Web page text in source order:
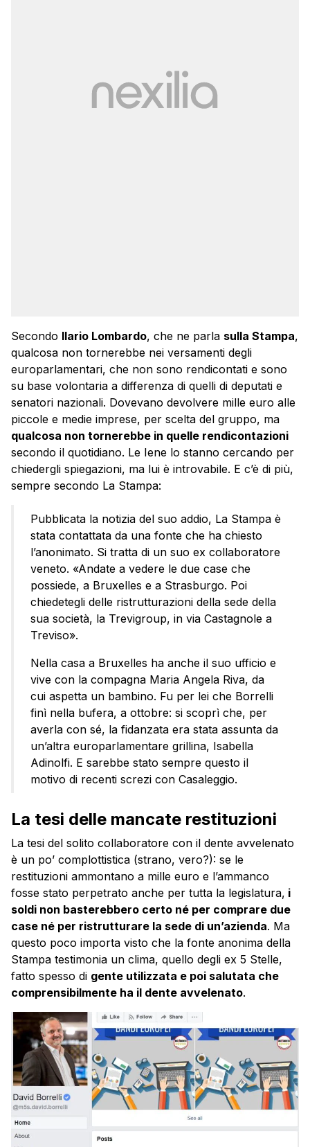
Secondo Ilario Lombardo, che ne parla sulla Stampa,
qualcosa non tornerebbe nei versamenti degli
europarlamentari, che non sono rendicontati e sono
su base volontaria a differenza di quelli di deputati e
senatori nazionali. Dovevano devolvere mille euro alle
piccole e medie imprese, per scelta del gruppo, ma
qualcosa non tornerebbe in quelle rendicontazioni
secondo il quotidiano. Le Iene lo stanno cercando per
chiedergli spiegazioni, ma lui è introvabile. E c’è di più,
sempre secondo La Stampa:
Pubblicata la notizia del suo addio, La Stampa è
stata contattata da una fonte che ha chiesto
l’anonimato. Si tratta di un suo ex collaboratore
veneto. «Andate a vedere le due case che
possiede, a Bruxelles e a Strasburgo. Poi
chiedetegli delle ristrutturazioni della sede della
sua società, la Trevigroup, in via Castagnole a
Treviso».
Nella casa a Bruxelles ha anche il suo ufficio e
vive con la compagna Maria Angela Riva, da
cui aspetta un bambino. Fu per lei che Borrelli
finì nella bufera, a ottobre: si scoprì che, per
averla con sé, la fidanzata era stata assunta da
un’altra europarlamentare grillina, Isabella
Adinolfi. E sarebbe stato sempre questo il
motivo di recenti screzi con Casaleggio.
La tesi delle mancate restituzioni
La tesi del solito collaboratore con il dente avvelenato
è un po’ complottistica (strano, vero?): se le
restituzioni ammontano a mille euro e l’ammanco
fosse stato perpetrato anche per tutta la legislatura, i
soldi non basterebbero certo né per comprare due
case né per ristrutturare la sede di un’azienda. Ma
questo poco importa visto che la fonte anonima della
Stampa testimonia un clima, quello degli ex 5 Stelle,
fatto spesso di gente utilizzata e poi salutata che
comprensibilmente ha il dente avvelenato.